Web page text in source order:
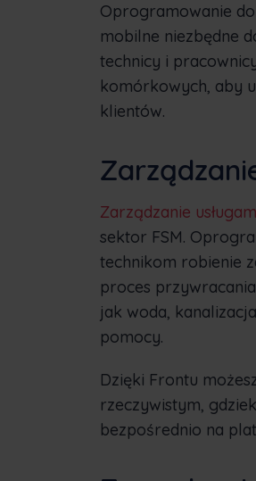
Oprogramowanie
mobilne niezbędne
technicy i
komórkowych, aby
klientów.
Zarządzanie
sektor FSM.
technikom robienie
proces
jak woda,
pomocy.
Dzięki Frontu
rzeczywistym,
bezpośrednio na